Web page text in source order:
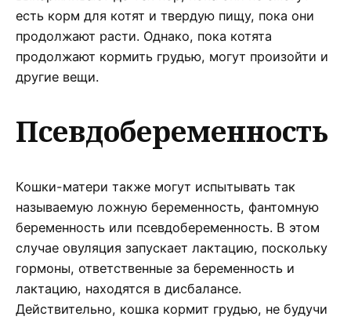
есть корм для котят и твердую пищу, пока они
продолжают расти. Однако, пока котята
продолжают кормить грудью, могут произойти и
другие вещи.
Псевдобеременность
Кошки-матери также могут испытывать так
называемую ложную беременность, фантомную
беременность или псевдобеременность. В этом
случае овуляция запускает лактацию, поскольку
гормоны, ответственные за беременность и
лактацию, находятся в дисбалансе.
Действительно, кошка кормит грудью, не будучи